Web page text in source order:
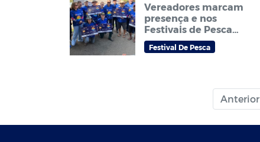
Vereadores marcam
presença e nos
Festivais de Pesca
Amador que abrem
temporada do
Festival De Pesca
Anterior